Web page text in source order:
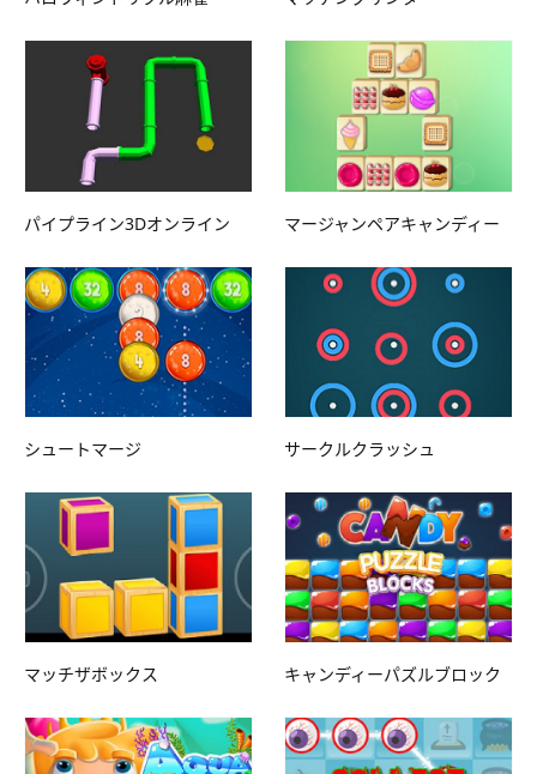
パイプライン3Dオンライン マージャンペアキャンディー
シュートマージ サークルクラッシュ
マッチザボックス キャンディーパズルブロック